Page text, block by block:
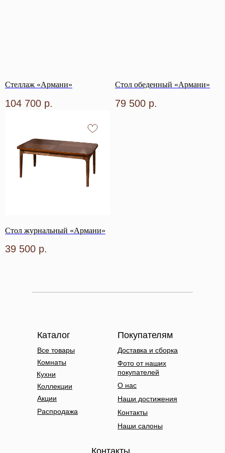
Стеллаж «Армани»
104 700 р.
Стол обеденный «Армани»
79 500 р.
Стол журнальный «Армани»
39 500 р.
Все товары
Комнаты
Коллекции
Акции
Распродажа
Контакты
Покупателям
Каталог
Доставка и сборка
Фото от наших
покупателей
О нас
Контакты
Наши салоны
Наши достижения
Кухни